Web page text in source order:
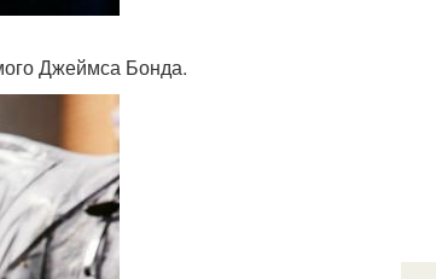
Джеймса Бонда.